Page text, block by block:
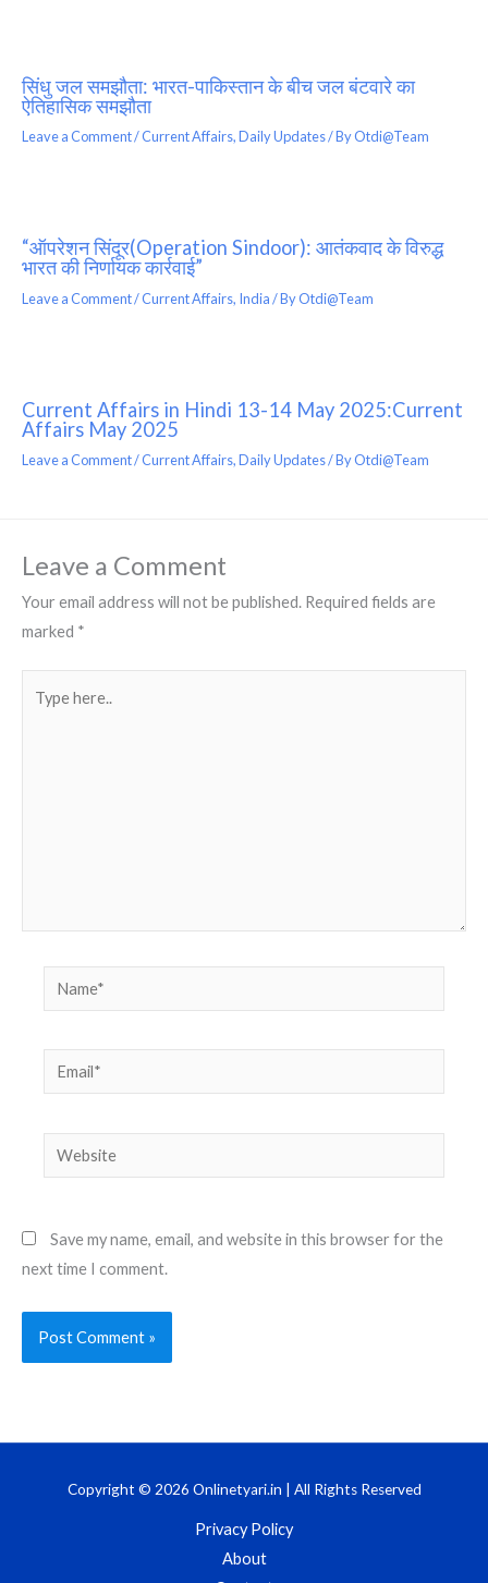
सिंधु जल समझौता: भारत-पाकिस्तान के बीच जल बंटवारे का
ऐतिहासिक समझौता
Leave a Comment/Current Affairs,Daily Updates/ ByOtdi@Team
“ऑपरेशन सिंदूर(Operation Sindoor): आतंकवाद के विरुद्ध
भारत की निर्णायक कार्रवाई”
Leave a Comment/Current Affairs, India/ ByOtdi@Team
Current Affairs in Hindi 13-14 May 2025:Current
Affairs May 2025
Leave a Comment/Current Affairs,Daily Updates/ ByOtdi@Team
Leave a Comment
Your email address will not be published. Required fields are
marked *
here..
Name*
Email*
Website
Save my name, email, and website in this browser for the
next time I comment.
Copyright © 2026 Onlinetyari.in | All Rights Reserved
Privacy Policy
About